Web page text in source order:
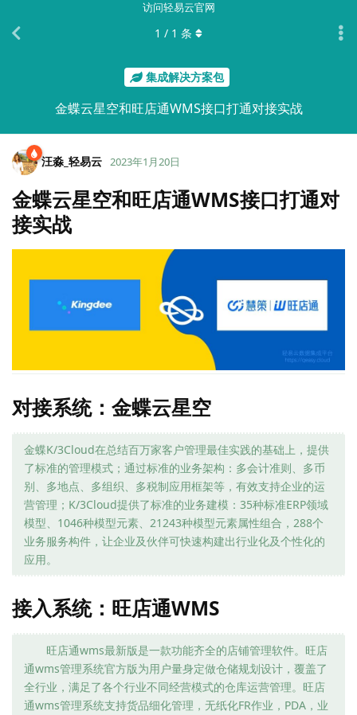
访问轻易云官网
集成解决方案包
金蝶云星空和旺店通WMS接口打通对接实战
1 / 1 条
汪淼_轻易云 2023年1月20日
金蝶云星空和旺店通WMS接口打通对
接实战
对接系统：金蝶云星空
金蝶K/3Cloud在总结百万家客户管理最佳实践的基础上，提供
了标准的管理模式；通过标准的业务架构：多会计准则、多币
别、多地点、多组织、多税制应用框架等，有效支持企业的运
营管理；K/3Cloud提供了标准的业务建模：35种标准ERP领域
模型、1046种模型元素、21243种模型元素属性组合，288个
业务服务构件，让企业及伙伴可快速构建出行业化及个性化的
应用。
接入系统：旺店通WMS
旺店通wms最新版是一款功能齐全的店铺管理软件。旺店
通wms管理系统官方版为用户量身定做仓储规划设计，覆盖了
全行业，满足了各个行业不同经营模式的仓库运营管理。旺店
通wms管理系统支持货品细化管理，无纸化FR作业，PDA，业